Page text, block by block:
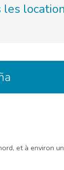
et à environ